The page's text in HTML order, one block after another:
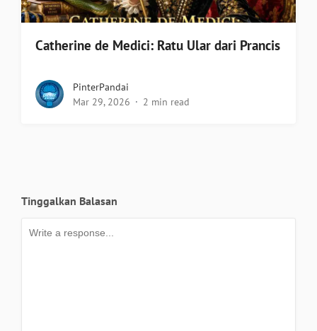
Catherine de Medici: Ratu Ular dari Prancis
PinterPandai
Mar 29, 2026
2 min read
Tinggalkan Balasan